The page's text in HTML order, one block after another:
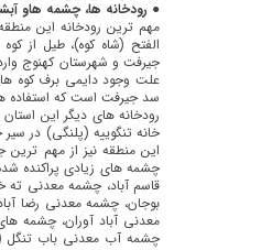
● رودخانه ها، چشمه هاو
مهم ترین رودخانه این
الفتح (شاه كوه)، طیل از
جیرفت و شهرستان كهنوج
علت وجود دایمی برف كوه
سد جیرفت است كه استفاده
رودخانه های دیگر این
خانه تنگوییه (پلنگی) در
این منطقه نیز از مهم
چشمه های زیادی پراکنده
قاسم آباد، چشمه معدنی
بوجان، چشمه معدنی رضا
معدنی آباد آوران، چشمه
چشمه آب معدنی باب تنگل